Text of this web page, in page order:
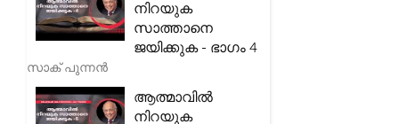
നിറയുക
സാത്താനെ
ജയിക്കുക - ഭാഗം 4
സാക് പുന്നൻ
ആത്മാവിൽ
നിറയുക